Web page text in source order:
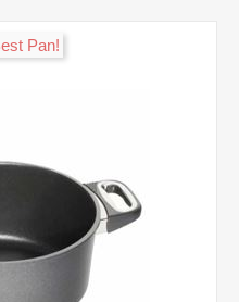
!World's Best Pan